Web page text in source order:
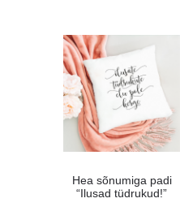
Hea sõnumiga padi
“Ilusad tüdrukud!”